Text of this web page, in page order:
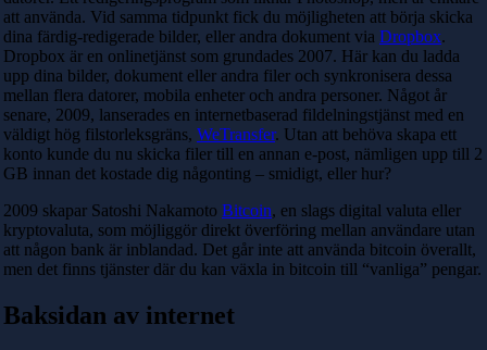
att använda. Vid samma tidpunkt fick du möjligheten att börja skicka
dina färdig-redigerade bilder, eller andra dokument via Dropbox.
Dropbox är en onlinetjänst som grundades 2007. Här kan du ladda
upp dina bilder, dokument eller andra filer och synkronisera dessa
mellan flera datorer, mobila enheter och andra personer. Något år
senare, 2009, lanserades en internetbaserad fildelningstjänst med en
väldigt hög filstorleksgräns, WeTransfer. Utan att behöva skapa ett
konto kunde du nu skicka filer till en annan e-post, nämligen upp till 2
GB innan det kostade dig någonting – smidigt, eller hur?
2009 skapar Satoshi Nakamoto Bitcoin, en slags digital valuta eller
kryptovaluta, som möjliggör direkt överföring mellan användare utan
att någon bank är inblandad. Det går inte att använda bitcoin överallt,
men det finns tjänster där du kan växla in bitcoin till “vanliga” pengar.
Baksidan av internet